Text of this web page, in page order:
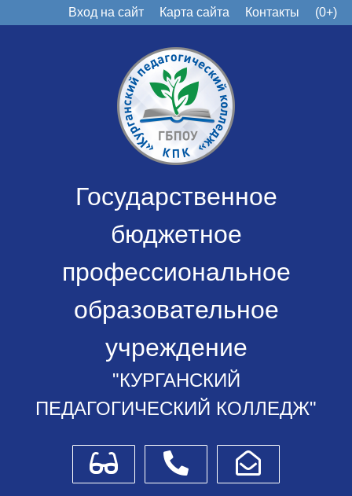
Вход на сайт Карта сайта Контакты (0+)
Государственное
бюджетное
профессиональное
образовательное
учреждение
"КУРГАНСКИЙ
ПЕДАГОГИЧЕСКИЙ КОЛЛЕДЖ"
Для слабовидящихТелефоныНаписать обращение